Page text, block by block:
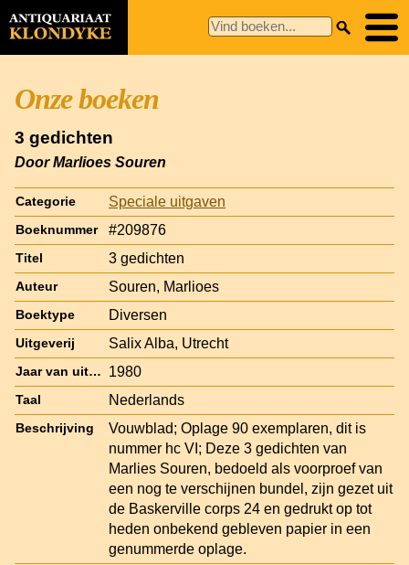
Onze boeken
3 gedichten
Door Marlioes Souren
Categorie Speciale uitgaven
Boeknummer #209876
Titel 3 gedichten
Auteur Souren, Marlioes
Boektype Diversen
Uitgeverij Salix Alba, Utrecht
Jaar van uitgave 1980
Taal Nederlands
Beschrijving
Vouwblad; Oplage 90 exemplaren, dit is
nummer hc VI; Deze 3 gedichten van
Marlies Souren, bedoeld als voorproef van
een nog te verschijnen bundel, zijn gezet uit
de Baskerville corps 24 en gedrukt op tot
heden onbekend gebleven papier in een
genummerde oplage.